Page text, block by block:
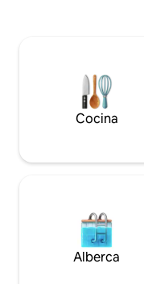
10 minutos hasta el
de Heraclión.
Cocina
Alberca